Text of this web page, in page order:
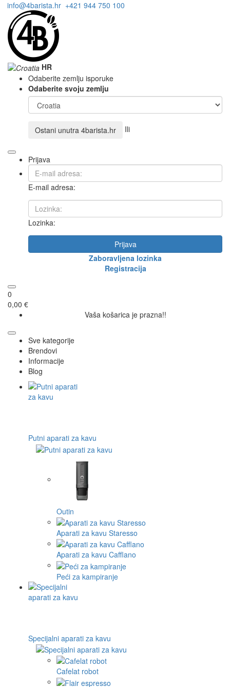
info@4barista.hr +421 944 750 100
HR
Odaberite zemlju isporuke
Odaberite svoju zemlju
Ostani unutra 4barista.hr Ili
Prijava
E-mail adresa:
Lozinka:
Prijava
Zaboravljena lozinka
Registracija
0
0,00 €
Vaša košarica je prazna!!
Sve kategorije
Brendovi
Informacije
Blog
Putni aparati za kavu
Outin
Aparati za kavu Staresso
Aparati za kavu Cafflano
Peći za kampiranje
Specijalni aparati za kavu
Cafelat robot